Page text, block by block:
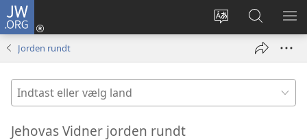
JW.ORG
Vælg
Log
på
Søg
på
JW.ORG
VIS
Jorden rundt
Indtast
eller
vælg
Jehovas Vidner jorden rundt